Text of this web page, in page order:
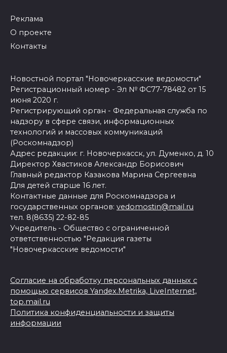
Реклама
О проекте
Контакты
Новостной портал "Новочеркасские ведомости"
Регистрационный номер - Эл № ФС77-78482 от 15
июня 2020 г.
Регистрирующий орган - Федеральная служба по
надзору в сфере связи, информационных
технологий и массовых коммуникаций
(Роскомнадзор)
Адрес редакции: г. Новочеркасск, ул. Думенко, д. 10
Директор Хвастиков Александр Борисович
Главный редактор Казакова Марина Сергеевна
Для детей старше 16 лет.
Контактные данные для Роскомнадзора и
государственных органов: vedomostin@mail.ru
тел. 8(8635) 22-82-85
Учредитель - Общество с ограниченной
ответственностью "Редакция газеты
"Новочеркасские ведомости"
Согласие на обработку персональных данных с
помощью сервисов Yandex.Metrika, LiveInternet,
top.mail.ru
Политика конфиденциальности и защиты
информации